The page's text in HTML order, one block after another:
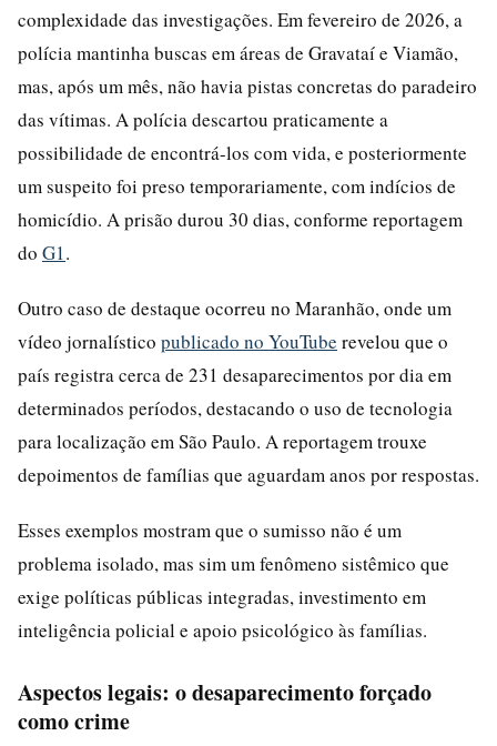
complexidade das investigações. Em fevereiro de 2026, a
polícia mantinha buscas em áreas de Gravataí e Viamão,
mas, após um mês, não havia pistas concretas do paradeiro
das vítimas. A polícia descartou praticamente a
possibilidade de encontrá-los com vida, e posteriormente
um suspeito foi preso temporariamente, com indícios de
homicídio. A prisão durou 30 dias, conforme reportagem
do G1 .
Outro caso de destaque ocorreu no Maranhão, onde um
vídeo jornalístico publicado no YouTube revelou que o
país registra cerca de 231 desaparecimentos por dia em
determinados períodos, destacando o uso de tecnologia
para localização em São Paulo. A reportagem trouxe
depoimentos de famílias que aguardam anos por respostas.
Esses exemplos mostram que o sumisso não é um
problema isolado, mas sim um fenômeno sistêmico que
exige políticas públicas integradas, investimento em
inteligência policial e apoio psicológico às famílias.
Aspectos legais: o desaparecimento forçado
como crime